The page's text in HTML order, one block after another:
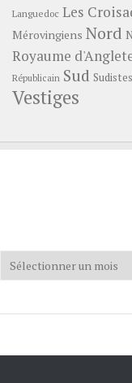
Languedoc Les
Mérovingiens Nord
Royaume
Républicain Sud Sudistes
Vestiges
Archives